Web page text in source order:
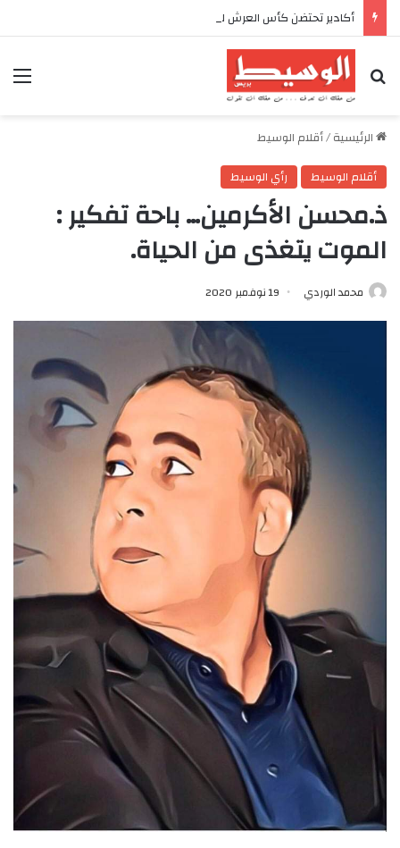
بحث عن
الرئيسية/أقلام الوسيط
أقلام الوسيط
رأي الوسيط
ذ.محسن الأكرمين… باحة تفكير :
الموت يتغذى من الحياة.
محمد الوردي 19 نوفمبر 2020